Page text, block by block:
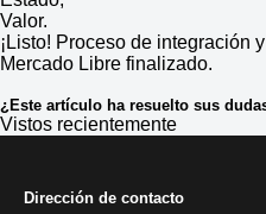
Valor.
¡Listo! Proceso de integración
Mercado Libre finalizado.
¿Este artículo ha resuelto sus
Vistos recientemente
Dirección de contacto